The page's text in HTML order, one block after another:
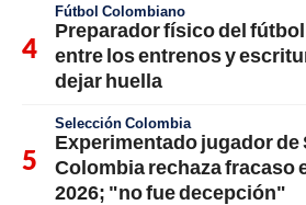
Fútbol Colombiano
Preparador físico del
entre los entrenos y
dejar huella
Selección Colombia
Experimentado jugador de
Colombia rechaza fracaso
2026; "no fue decepción"